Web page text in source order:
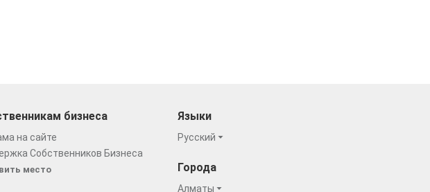
бизнеса
на сайте
Собственников Бизнеса
место
Языки
Русский
Города
Алматы